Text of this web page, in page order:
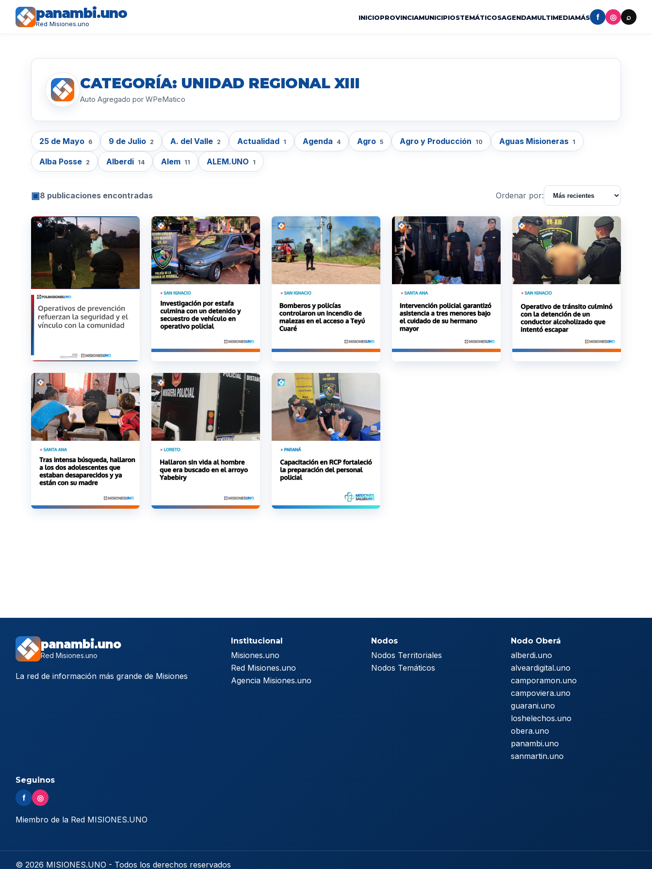
panambi.uno
Red Misiones.uno
INICIOPROVINCIAMUNICIPIOSTEMÁTICOSAGENDAMULTIMEDIAMÁS f ◎ ⌕
CATEGORÍA: UNIDAD REGIONAL XIII
Auto Agregado por WPeMatico
25 de Mayo 6 9 de Julio 2 A. del Valle 2 Actualidad 1 Agenda 4 Agro 5 Agro y Producción 10 Aguas Misioneras 1
Alba Posse 2 Alberdi 14 Alem 11 ALEM.UNO 1
▣8 publicaciones encontradas Ordenar por:
panambi.uno
Red Misiones.uno
La red de información más grande de Misiones
Institucional
Misiones.uno
Red Misiones.uno
Agencia Misiones.uno
Nodos
Nodos Territoriales
Nodos Temáticos
Nodo Oberá
alberdi.uno
alveardigital.uno
camporamon.uno
campoviera.uno
guarani.uno
loshelechos.uno
obera.uno
panambi.uno
sanmartin.uno
Seguinos
f ◎
Miembro de la Red MISIONES.UNO
© 2026 MISIONES.UNO - Todos los derechos reservados